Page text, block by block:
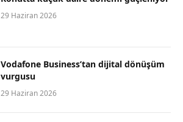
29 Haziran 2026
Vodafone Business’tan dijital dönüşüm
vurgusu
29 Haziran 2026